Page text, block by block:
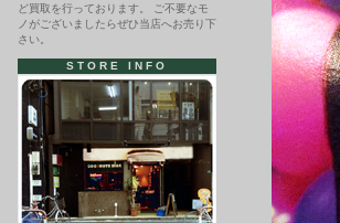
ど買取を行っております。 ご不要なモ
ノがございましたらぜひ当店へお売り下
さい。
STORE INFO